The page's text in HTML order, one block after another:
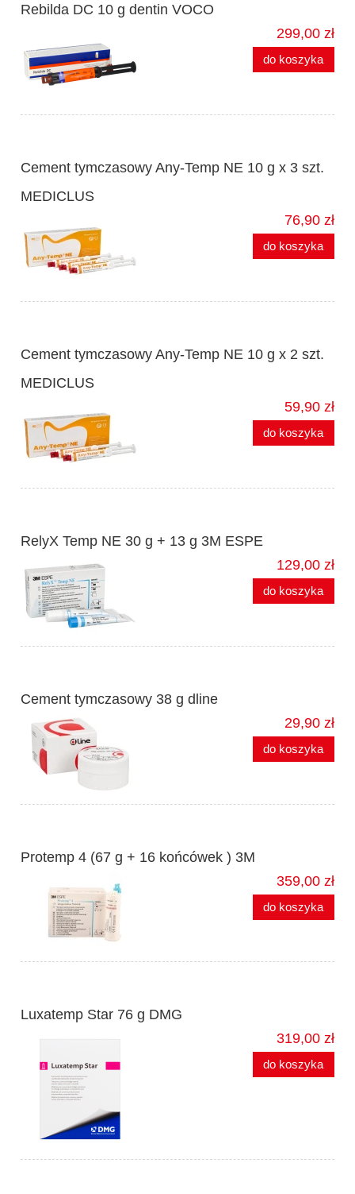
Rebilda DC 10 g dentin VOCO
299,00 zł
do koszyka
Cement tymczasowy Any-Temp NE 10 g x 3 szt.
MEDICLUS
76,90 zł
do koszyka
Cement tymczasowy Any-Temp NE 10 g x 2 szt.
MEDICLUS
59,90 zł
do koszyka
RelyX Temp NE 30 g + 13 g 3M ESPE
129,00 zł
do koszyka
Cement tymczasowy 38 g dline
29,90 zł
do koszyka
Protemp 4 (67 g + 16 końcówek ) 3M
359,00 zł
do koszyka
Luxatemp Star 76 g DMG
319,00 zł
do koszyka